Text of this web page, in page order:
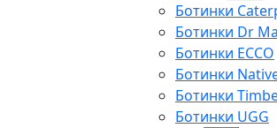
Ботинки
Ботинки Dr
Ботинки ECCO
Ботинки
Ботинки
Ботинки UGG